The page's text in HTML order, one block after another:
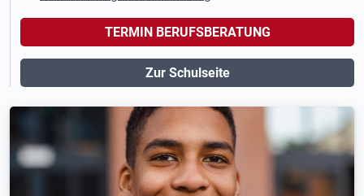
TERMIN BERUFSBERATUNG
Zur Schulseite